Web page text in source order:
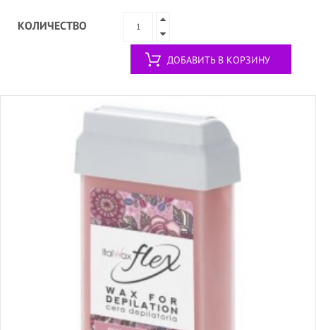
КОЛИЧЕСТВО
ДОБАВИТЬ В КОРЗИНУ